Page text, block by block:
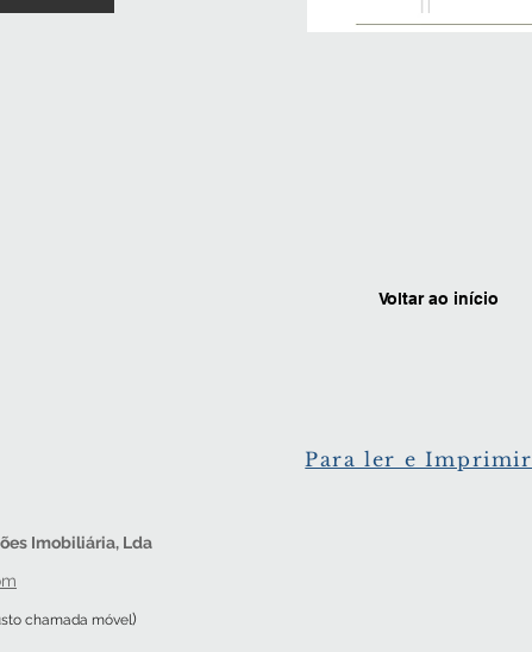
Voltar ao início
Para ler e Imprimir
Imobiliária, Lda
chamada móvel)